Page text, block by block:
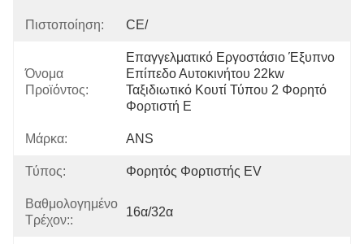
Πιστοποίηση: CE/
Όνομα
Προϊόντος:
Επαγγελματικό Εργοστάσιο Έξυπνο
Επίπεδο Αυτοκινήτου 22kw
Ταξιδιωτικό Κουτί Τύπου 2 Φορητό
Φορτιστή E
Μάρκα: ANS
Τύπος: Φορητός Φορτιστής EV
Βαθμολογημένο
Τρέχον::
16α/32α